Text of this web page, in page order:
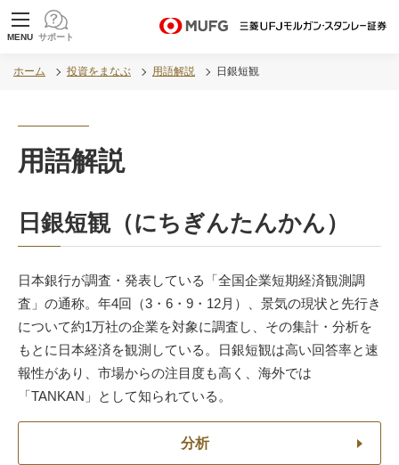
MUFG 世界が進むチカラになる。 三菱ＵＦＪモル
MENU サポート
ホーム 投資をまなぶ 用語解説 日銀短観
用語解説
日銀短観（にちぎんたんかん）
日本銀行が調査・発表している「全国企業短期経済観測調
査」の通称。年4回（3・6・9・12月）、景気の現状と先行き
について約1万社の企業を対象に調査し、その集計・分析を
もとに日本経済を観測している。日銀短観は高い回答率と速
報性があり、市場からの注目度も高く、海外では
「TANKAN」として知られている。
分析